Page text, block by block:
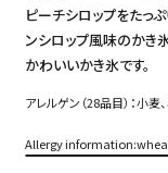
ピーチシロップをたっ
ンシロップ風味のかき
かわいいかき氷です。
アレルゲン（28品目）：小麦
Allergy